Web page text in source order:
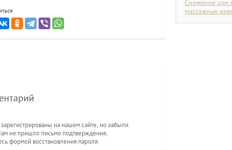
Снижение цен
массажные
на нашем сайте, но забыли
не пришло письмо подтверждения,
формой восстановления пароля.